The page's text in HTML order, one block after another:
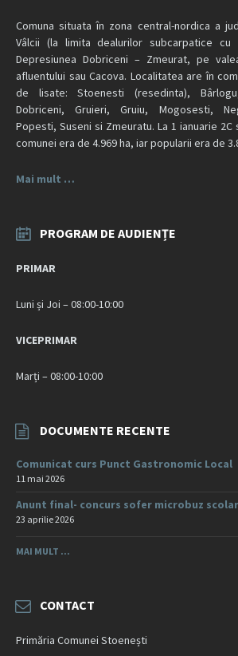
Comuna situata în zona central-nordica a
Vâlcii (la limita dealurilor subcarpatice cu
Depresiunea Dobriceni – Zmeurat, pe
afluentului sau Cacova. Localitatea are în
de lisate: Stoenesti (resedinta),
Dobriceni, Gruieri, Gruiu, Mogosesti,
Popesti, Suseni si Zmeuratu. La 1 ianuarie
comunei era de 4.969 ha, iar popularii era de
Mai mult …
PROGRAM DE AUDIENȚE
PRIMAR
Luni și Joi – 08:00-10:00
VICEPRIMAR
Marți – 08:00-10:00
DOCUMENTE RECENTE
Comunicat curs Punct Gastronomic Local
11 mai 2026
Anunt final- concurs sofer microbuz
23 aprilie 2026
MAI MULT ...
CONTACT
Primăria Comunei Stoenești